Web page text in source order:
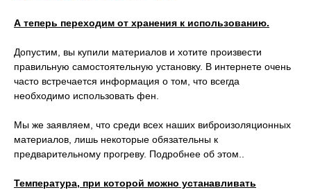
А теперь переходим от хранения к использованию.
Допустим, вы купили материалов и хотите произвести
правильную самостоятельную установку. В интернете очень
часто встречается информация о том, что всегда
необходимо использовать фен.
Мы же заявляем, что среди всех наших виброизоляционных
материалов, лишь некоторые обязательны к
предварительному прогреву. Подробнее об этом..
Температура, при которой можно устанавливать